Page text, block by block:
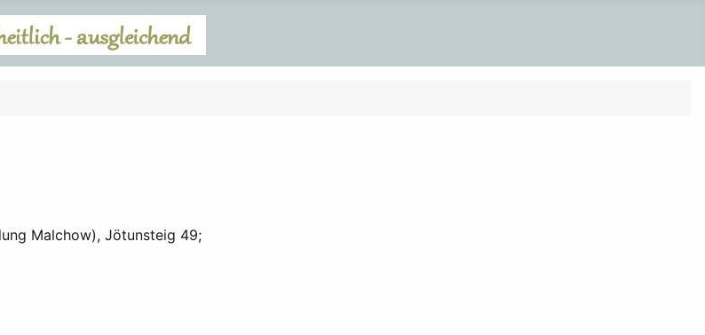
Malchow), Jötunsteig 49;